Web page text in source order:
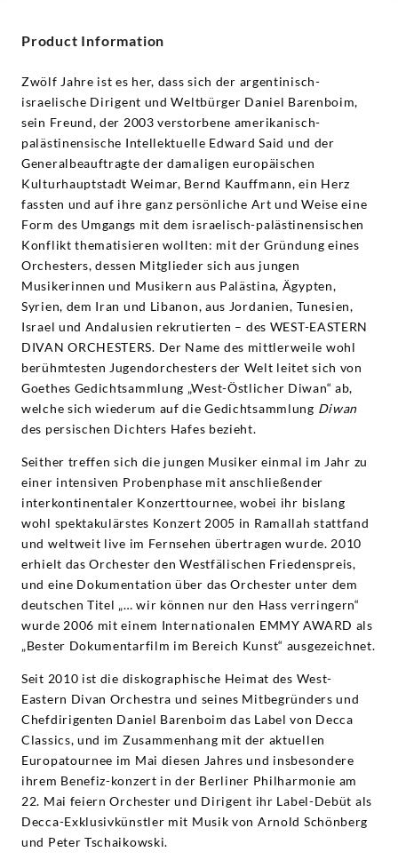
Product Information
Zwölf Jahre ist es her, dass sich der argentinisch-
israelische Dirigent und Weltbürger Daniel Barenboim,
sein Freund, der 2003 verstorbene amerikanisch-
palästinensische Intellektuelle Edward Said und der
Generalbeauftragte der damaligen europäischen
Kulturhauptstadt Weimar, Bernd Kauffmann, ein Herz
fassten und auf ihre ganz persönliche Art und Weise eine
Form des Umgangs mit dem israelisch-palästinensischen
Konflikt thematisieren wollten: mit der Gründung eines
Orchesters, dessen Mitglieder sich aus jungen
Musikerinnen und Musikern aus Palästina, Ägypten,
Syrien, dem Iran und Libanon, aus Jordanien, Tunesien,
Israel und Andalusien rekrutierten – des WEST-EASTERN
DIVAN ORCHESTERS. Der Name des mittlerweile wohl
berühmtesten Jugendorchesters der Welt leitet sich von
Goethes Gedichtsammlung „West-Östlicher Diwan“ ab,
welche sich wiederum auf die Gedichtsammlung Diwan
des persischen Dichters Hafes bezieht.
Seither treffen sich die jungen Musiker einmal im Jahr zu
einer intensiven Probenphase mit anschließender
interkontinentaler Konzerttournee, wobei ihr bislang
wohl spektakulärstes Konzert 2005 in Ramallah stattfand
und weltweit live im Fernsehen übertragen wurde. 2010
erhielt das Orchester den Westfälischen Friedenspreis,
und eine Dokumentation über das Orchester unter dem
deutschen Titel „… wir können nur den Hass verringern“
wurde 2006 mit einem Internationalen EMMY AWARD als
„Bester Dokumentarfilm im Bereich Kunst“ ausgezeichnet.
Seit 2010 ist die diskographische Heimat des West-
Eastern Divan Orchestra und seines Mitbegründers und
Chefdirigenten Daniel Barenboim das Label von Decca
Classics, und im Zusammenhang mit der aktuellen
Europatournee im Mai diesen Jahres und insbesondere
ihrem Benefiz-konzert in der Berliner Philharmonie am
22. Mai feiern Orchester und Dirigent ihr Label-Debüt als
Decca-Exklusivkünstler mit Musik von Arnold Schönberg
und Peter Tschaikowski.